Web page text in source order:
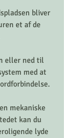
bliver
et af de
med at
mekaniske
kan du
lyde